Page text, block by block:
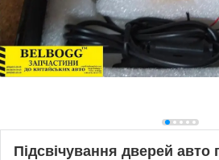
Підсвічування дверей авто